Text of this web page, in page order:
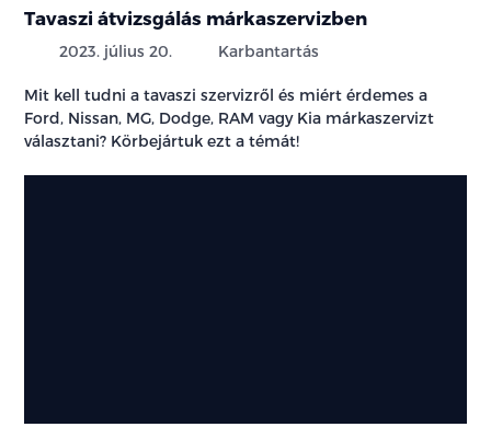
Tavaszi átvizsgálás márkaszervizben
2023. július 20. Karbantartás
Mit kell tudni a tavaszi szervizről és miért érdemes a
Ford, Nissan, MG, Dodge, RAM vagy Kia márkaszervizt
választani? Körbejártuk ezt a témát!